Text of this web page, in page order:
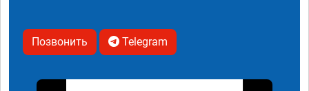
Позвонить Telegram